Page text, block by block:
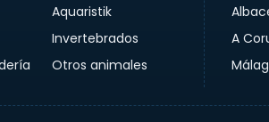
Aquaristik
Invertebrados
Otros animales
A